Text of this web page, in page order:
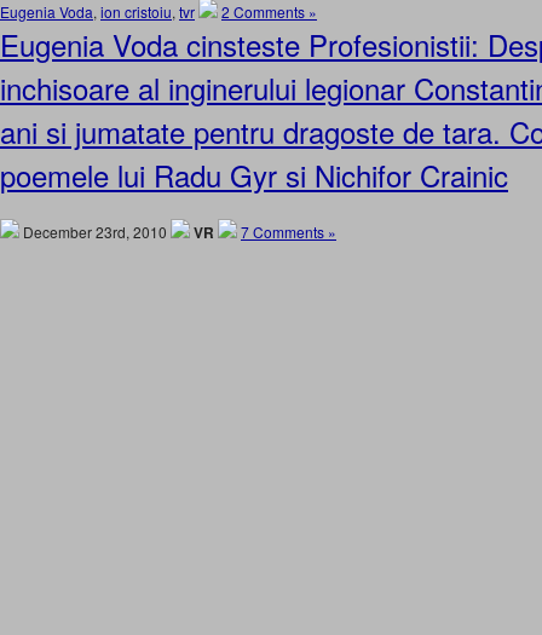
Eugenia Voda, ion cristoiu, tvr 2 Comments »
Eugenia Voda cinsteste Profesionistii:
inchisoare al inginerului legionar
ani si jumatate pentru dragoste de tara.
poemele lui Radu Gyr si Nichifor Crainic
December 23rd, 2010 VR 7 Comments »